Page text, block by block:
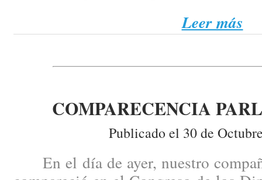
Leer más
COMPARECENCIA
Publicado el 30 de
En el día de ayer, nuestro